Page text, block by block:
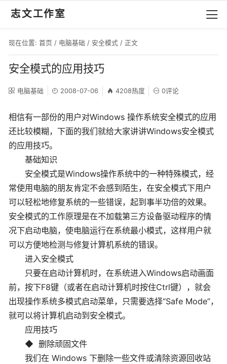
志文工作室
现在位置: 首页 / 电脑基础 / 安全模式 / 正文
安全模式的应用技巧
电脑基础 2008-07-06 4208热度 0评论
相信有一部份的用户对Windows 操作系统安全模式的应用
还比较模糊，下面的我们就给大家讲讲Windows安全模式
的应用技巧。
基础知识
安全模式是Windows操作系统中的一种特殊模式，经
常使用电脑的朋友肯定不会感到陌生，在安全模式下用户
可以轻松地修复系统的一些错误，起到事半功倍的效果。
安全模式的工作原理是在不加载第三方设备驱动程序的情
况下启动电脑，使电脑运行在系统最小模式，这样用户就
可以方便地检测与修复计算机系统的错误。
进入安全模式
只要在启动计算机时，在系统进入Windows启动画面
前，按下F8键（或者在启动计算机时按住Ctrl键），就会
出现操作系统多模式启动菜单，只需要选择“Safe Mode”，
就可以将计算机启动到安全模式。
应用技巧
◆ 删除顽固文件
我们在 Windows 下删除一些文件或清除资源回收站